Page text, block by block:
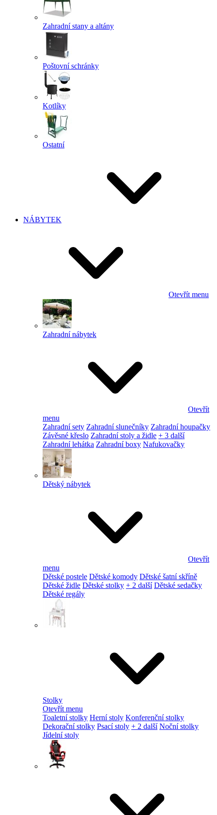
Zahradní stany a altány
Poštovní schránky
Kotlíky
Ostatní
NÁBYTEK
Otevřít menu
Zahradní nábytek
Otevřít
menu
Zahradní sety Zahradní slunečníky Zahradní houpačky
Závěsné křeslo Zahradní stoly a židle + 3 další
Zahradní lehátka Zahradní boxy Nafukovačky
Dětský nábytek
Otevřít
menu
Dětské postele Dětské komody Dětské šatní skříně
Dětské židle Dětské stolky + 2 další Dětské sedačky
Dětské regály
Stolky
Otevřít menu
Toaletní stolky Herní stoly Konferenční stolky
Dekorační stolky Psací stoly + 2 další Noční stolky
Jídelní stoly